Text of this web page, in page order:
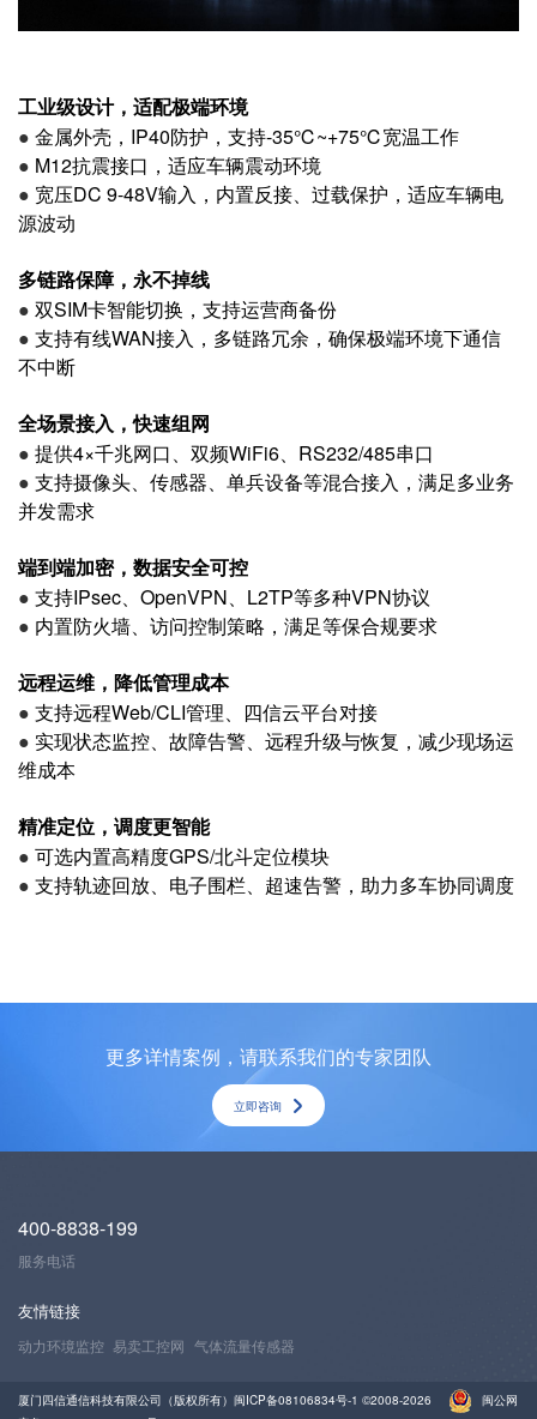
工业级设计，适配极端环境
● 金属外壳，IP40防护，支持-35℃~+75℃宽温工作
● M12抗震接口，适应车辆震动环境
● 宽压DC 9-48V输入，内置反接、过载保护，适应车辆电
源波动
多链路保障，永不掉线
● 双SIM卡智能切换，支持运营商备份
● 支持有线WAN接入，多链路冗余，确保极端环境下通信
不中断
全场景接入，快速组网
● 提供4×千兆网口、双频WiFi6、RS232/485串口
● 支持摄像头、传感器、单兵设备等混合接入，满足多业务
并发需求
端到端加密，数据安全可控
● 支持IPsec、OpenVPN、L2TP等多种VPN协议
● 内置防火墙、访问控制策略，满足等保合规要求
远程运维，降低管理成本
● 支持远程Web/CLI管理、四信云平台对接
● 实现状态监控、故障告警、远程升级与恢复，减少现场运
维成本
精准定位，调度更智能
● 可选内置高精度GPS/北斗定位模块
● 支持轨迹回放、电子围栏、超速告警，助力多车协同调度
更多详情案例，请联系我们的专家团队
立即咨询
400-8838-199
服务电话
友情链接
动力环境监控 易卖工控网 气体流量传感器
厦门四信通信科技有限公司（版权所有） 闽ICP备08106834号-1 ©2008-2026
闽公网